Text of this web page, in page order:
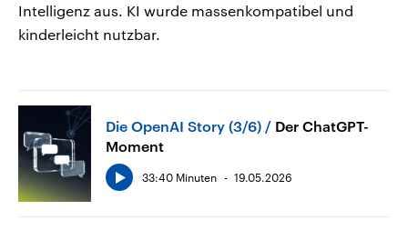
Intelligenz aus. KI wurde massenkompatibel und
kinderleicht nutzbar.
Die OpenAI Story (3/6)
Der ChatGPT-
Moment
33:40 Minuten 19.05.2026